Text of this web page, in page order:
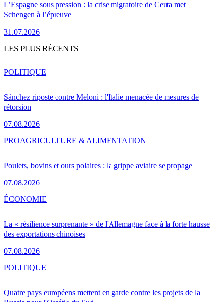
L’Espagne sous pression : la crise migratoire de Ceuta met
Schengen à l’épreuve
31.07.2026
LES PLUS RÉCENTS
Sánchez riposte contre Meloni : l'Italie menacée de mesures de
rétorsion
07.08.2026
POLITIQUE
Poulets, bovins et ours polaires : la grippe aviaire se propage
07.08.2026
PROAGRICULTURE & ALIMENTATION
La « résilience surprenante » de l'Allemagne face à la forte hausse
des exportations chinoises
07.08.2026
ÉCONOMIE
Quatre pays européens mettent en garde contre les projets de la
POLITIQUE